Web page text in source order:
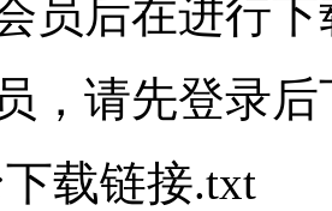
员后在进行下
，请先登录后
下载链接.txt